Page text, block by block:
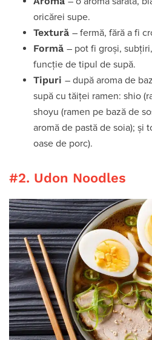
oricărei supe.
Textură – fermă, fără a fi
Formă – pot fi groși,
funcție de tipul de supă.
Tipuri – după aroma de
supă cu tăiței ramen: shio
shoyu (ramen pe bază de
aromă de pastă de soia); și
oase de porc).
#2. Udon Noodles